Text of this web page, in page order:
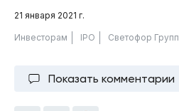
21 января 2021 г.
Инвесторам IPO Светофор Групп
Показать комментарии